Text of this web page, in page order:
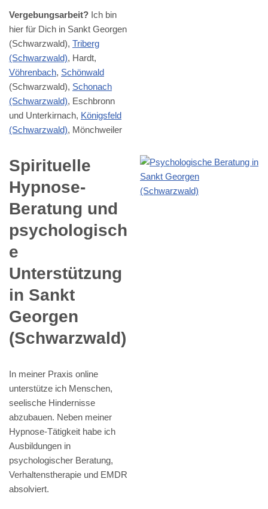
Vergebungsarbeit? Ich bin
hier für Dich in Sankt Georgen
(Schwarzwald), Triberg
(Schwarzwald), Hardt,
Vöhrenbach, Schönwald
(Schwarzwald), Schonach
(Schwarzwald), Eschbronn
und Unterkirnach, Königsfeld
(Schwarzwald), Mönchweiler
Spirituelle
Hypnose-
Beratung und
psychologisch
e
Unterstützung
in Sankt
Georgen
(Schwarzwald)
In meiner Praxis online
unterstütze ich Menschen,
seelische Hindernisse
abzubauen. Neben meiner
Hypnose-Tätigkeit habe ich
Ausbildungen in
psychologischer Beratung,
Verhaltenstherapie und EMDR
absolviert.